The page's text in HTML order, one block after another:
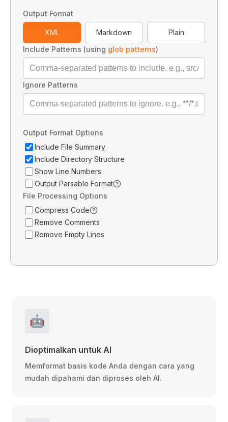
Output Format
XML Markdown
Plain
Include Patterns (using glob patterns)
Ignore Patterns
Output Format Options
Include File Summary
Include Directory Structure
Show Line Numbers
Output Parsable Format
File Processing Options
Compress Code
Remove Comments
Remove Empty Lines
🤖
Dioptimalkan untuk AI
Memformat basis kode Anda dengan cara yang
mudah dipahami dan diproses oleh AI.